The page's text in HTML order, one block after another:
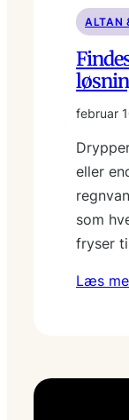
ALTAN
februar
eller
som
fryser
Læs